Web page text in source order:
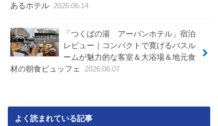
あるホテル
2026.06.14
「つくばの湯 アーバンホテル」宿泊
レビュー｜コンパクトで寛げるバスル
ームが魅力的な客室＆大浴場＆地元食
材の朝食ビュッフェ
2026.06.07
よく読まれている記事